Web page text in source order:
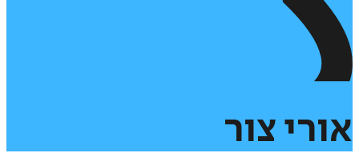
אורי צור